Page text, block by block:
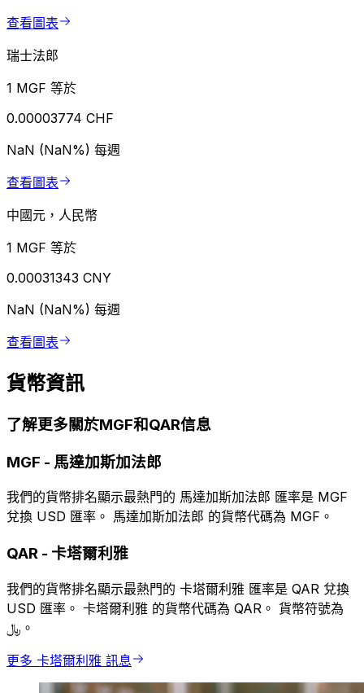
查看圖表
瑞士法郎
1 MGF 等於
0.00003774 CHF
NaN (NaN%) 每週
查看圖表
中國元，人民幣
1 MGF 等於
0.00031343 CNY
NaN (NaN%) 每週
查看圖表
貨幣資訊
了解更多關於MGF和QAR信息
MGF - 馬達加斯加法郎
我們的貨幣排名顯示最熱門的 馬達加斯加法郎 匯率是 MGF
兌換 USD 匯率。 馬達加斯加法郎 的貨幣代碼為 MGF。
QAR - 卡塔爾利雅
我們的貨幣排名顯示最熱門的 卡塔爾利雅 匯率是 QAR 兌換
USD 匯率。 卡塔爾利雅 的貨幣代碼為 QAR。 貨幣符號為
﷼。
更多 卡塔爾利雅 訊息